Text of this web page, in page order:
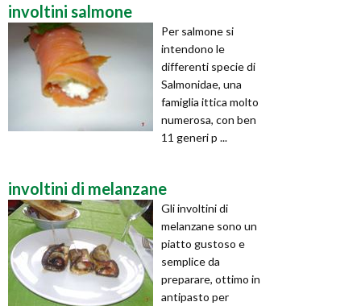
involtini salmone
Per salmone si
intendono le
differenti specie di
Salmonidae, una
famiglia ittica molto
numerosa, con ben
11 generi p ...
involtini di melanzane
Gli involtini di
melanzane sono un
piatto gustoso e
semplice da
preparare, ottimo in
antipasto per